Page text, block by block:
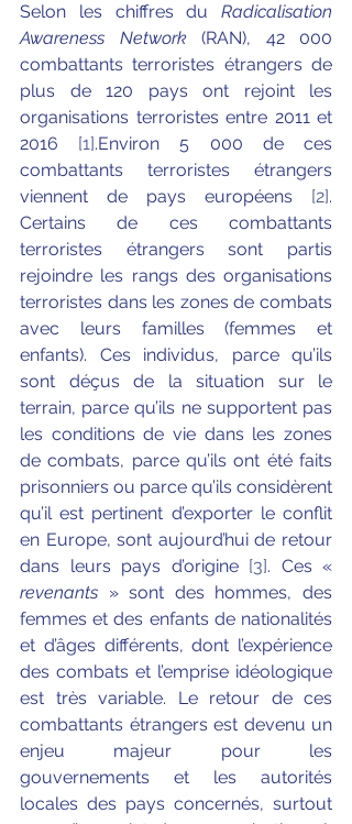
Selon les chiffres du Radicalisation
Awareness Network (RAN), 42 000
combattants terroristes étrangers de
plus de 120 pays ont rejoint les
organisations terroristes entre 2011 et
2016 [1].Environ 5 000 de ces
combattants terroristes étrangers
viennent de pays européens [2].
Certains de ces combattants
terroristes étrangers sont partis
rejoindre les rangs des organisations
terroristes dans les zones de combats
avec leurs familles (femmes et
enfants). Ces individus, parce qu’ils
sont déçus de la situation sur le
terrain, parce qu’ils ne supportent pas
les conditions de vie dans les zones
de combats, parce qu’ils ont été faits
prisonniers ou parce qu’ils considèrent
qu’il est pertinent d’exporter le conflit
en Europe, sont aujourd’hui de retour
dans leurs pays d’origine [3]
revenants » sont des hommes, des
femmes et des enfants de nationalités
et d’âges différents, dont l’expérience
des combats et l’emprise idéologique
est très variable. Le retour de ces
combattants étrangers est devenu un
enjeu majeur pour les
gouvernements et les autorités
locales des pays concernés, surtout